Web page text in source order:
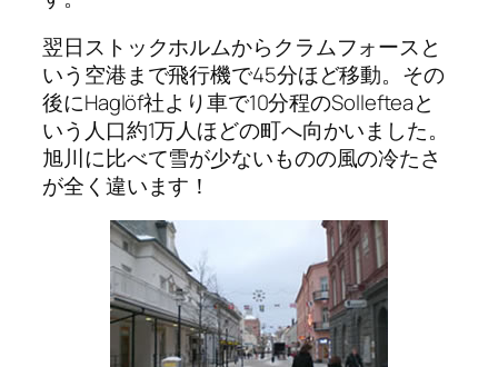
翌日ストックホルムからクラムフォースと
いう空港まで飛行機で45分ほど移動。その
後にHaglöf社より車で10分程のSollefteaと
いう人口約1万人ほどの町へ向かいました。
旭川に比べて雪が少ないものの風の冷たさ
が全く違います！